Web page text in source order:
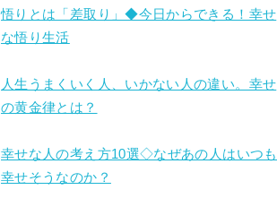
悟りとは「差取り」◆今日からできる！幸せ
な悟り生活
人生うまくいく人、いかない人の違い。幸せ
の黄金律とは？
幸せな人の考え方10選◇なぜあの人はいつも
幸せそうなのか？